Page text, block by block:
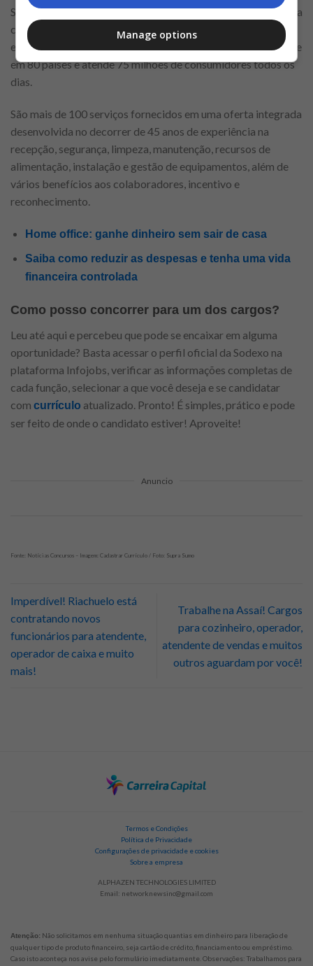
Sediada na França, a Sodexo é uma multinacional considerada
como uma das maiores empresas de serviços de alimentação
e gestão de facilidades do mundo. A companhia está presente
em 80 países e atende 75 milhões de consumidores todos os
dias.
São mais de 100 serviços fornecidos em uma oferta integrada
desenvolvida no decorrer de 45 anos de experiência na
recepção, segurança, limpeza, manutenção, recursos de
alimentação, instalação e gestão de equipamentos, além de
vários benefícios aos colaboradores, incentivo e
reconhecimento.
Home office: ganhe dinheiro sem sair de casa
Saiba como reduzir as despesas e tenha uma vida
financeira controlada
Como posso concorrer para um dos cargos?
Leu até aqui e percebeu que pode se encaixar em alguma
oportunidade? Basta acessar o perfil oficial da Sodexo na
plataforma Infojobs, verificar as informações completas de
cada função, selecionar a que você deseja e se candidatar
com currículo atualizado. Pronto! É simples, prático e pode
ser feito de onde o candidato estiver! Aproveite!
Anuncio
Fonte: Notícias Concursos – Imagem: Cadastrar Currículo / Foto: Supra Sumo
Imperdível! Riachuelo está
contratando novos
funcionários para atendente,
operador de caixa e muito
mais!
Trabalhe na Assaí! Cargos
para cozinheiro, operador,
atendente de vendas e muitos
outros aguardam por você!
Termos e Condições
Política de Privacidade
Configurações de privacidade e cookies
Sobre a empresa
ALPHAZEN TECHNOLOGIES LIMITED
Email: networknewsinc@gmail.com
Atenção: Não solicitamos em nenhuma situação quantias em dinheiro para liberação de
qualquer tipo de produto financeiro, seja cartão de crédito, financiamento ou empréstimo.
Caso isto aconteça nos avise pelo formulário imediatamente. Observações: Trabalhamos para
Manage options